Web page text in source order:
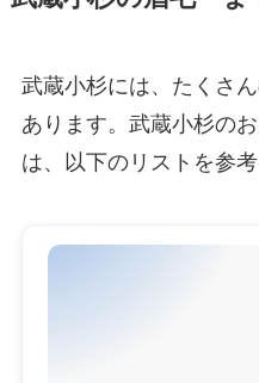
武蔵小杉には、たくさ
あります。武蔵小杉の
は、以下のリストを参